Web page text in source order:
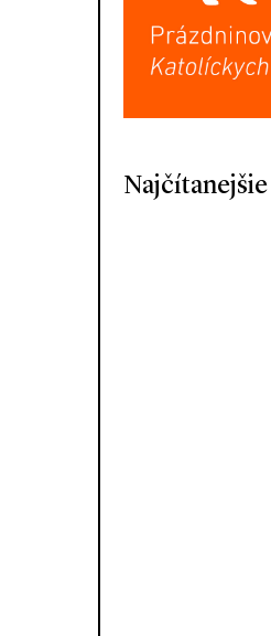
Najčítanejšie